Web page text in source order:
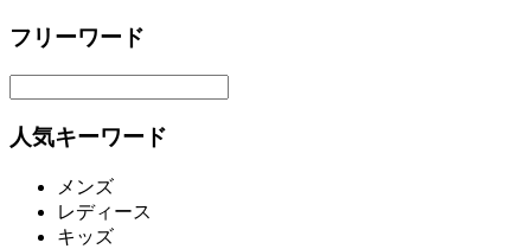
フリーワード
人気キーワード
メンズ
レディース
キッズ